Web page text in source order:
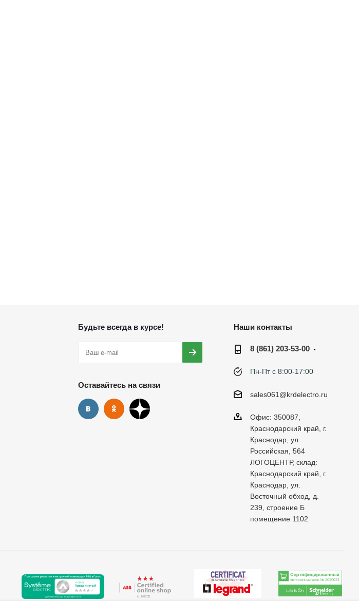
Будьте всегда в курсе!
Оставайтесь на связи
Наши контакты
8 (861) 203-53-00
Пн-Пт с 8:00-17:00
sales061@krdelectro.ru
Офис: 350087,
Краснодарский край, г.
Краснодар, ул.
Российская, 564
ЛОГОЦЕНТР, склад:
Краснодарский край, г.
Краснодар, ул.
Восточный обход, д.
239, строение Б
помещение 1102